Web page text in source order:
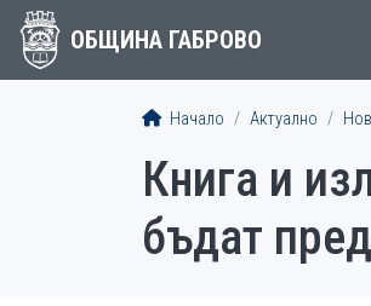
ОБЩИНА ГАБРОВО
Начало Актуално
Книга и
бъдат